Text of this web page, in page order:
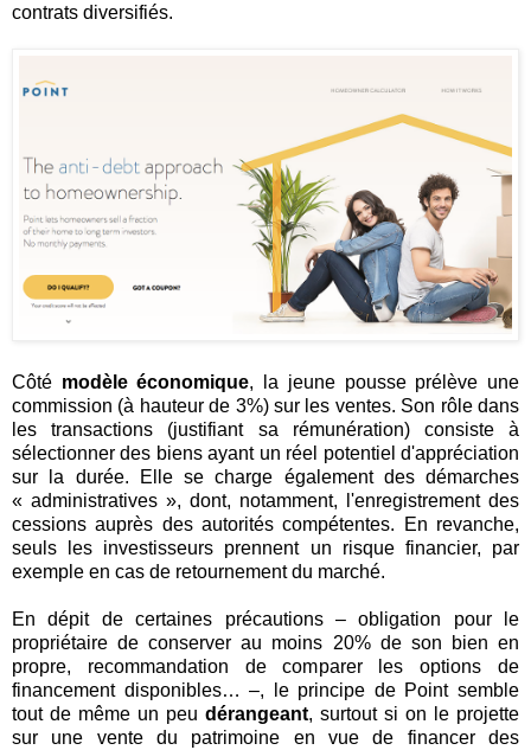
contrats diversifiés.
Côté modèle économique, la jeune pousse prélève une
commission (à hauteur de 3%) sur les ventes. Son rôle dans
les transactions (justifiant sa rémunération) consiste à
sélectionner des biens ayant un réel potentiel d'appréciation
sur la durée. Elle se charge également des démarches
« administratives », dont, notamment, l'enregistrement des
cessions auprès des autorités compétentes. En revanche,
seuls les investisseurs prennent un risque financier, par
exemple en cas de retournement du marché.
En dépit de certaines précautions – obligation pour le
propriétaire de conserver au moins 20% de son bien en
propre, recommandation de comparer les options de
financement disponibles… –, le principe de Point semble
tout de même un peu dérangeant, surtout si on le projette
sur une vente du patrimoine en vue de financer des